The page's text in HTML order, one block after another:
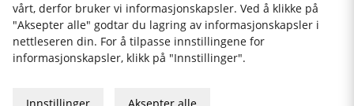
2026 KitchenLab AB
vårt, derfor bruker vi informasjonskapsler. Ved å klikke på
"Aksepter alle" godtar du lagring av informasjonskapsler i
nettleseren din. For å tilpasse innstillingene for
informasjonskapsler, klikk på "Innstillinger".